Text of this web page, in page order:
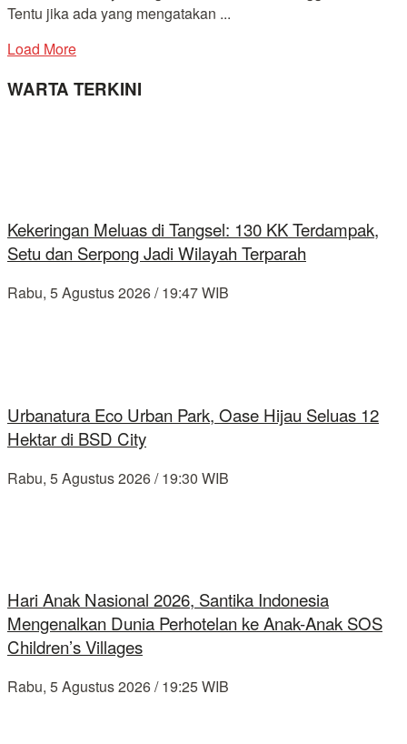
Tentu jika ada yang mengatakan ...
Load More
WARTA TERKINI
Kekeringan Meluas di Tangsel: 130 KK Terdampak,
Setu dan Serpong Jadi Wilayah Terparah
Rabu, 5 Agustus 2026 / 19:47 WIB
Urbanatura Eco Urban Park, Oase Hijau Seluas 12
Hektar di BSD City
Rabu, 5 Agustus 2026 / 19:30 WIB
Hari Anak Nasional 2026, Santika Indonesia
Mengenalkan Dunia Perhotelan ke Anak-Anak SOS
Children’s Villages
Rabu, 5 Agustus 2026 / 19:25 WIB